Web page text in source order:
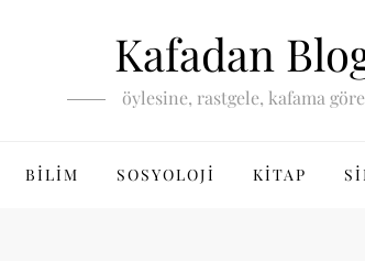
Kafadan
öylesine, rastgele, kafama göre
BILIM SOSYOLOJI KITAP